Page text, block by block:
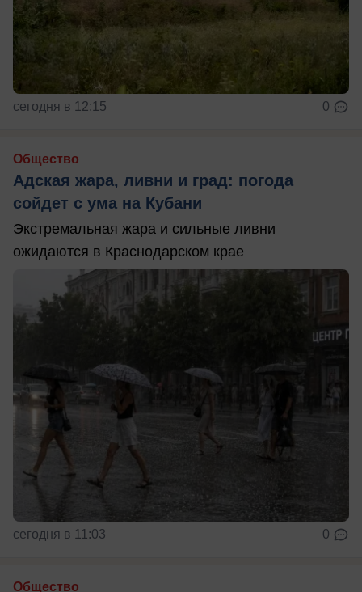
сегодня в 12:15 0
Общество
Адская жара, ливни и град: погода
сойдет с ума на Кубани
Экстремальная жара и сильные ливни
ожидаются в Краснодарском крае
сегодня в 11:03 0
Общество